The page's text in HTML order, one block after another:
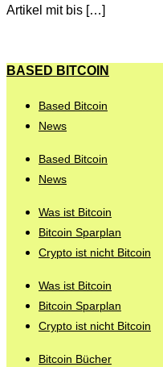
Artikel mit bis […]
BASED BITCOIN
Based Bitcoin
News
Based Bitcoin
News
Was ist Bitcoin
Bitcoin Sparplan
Crypto ist nicht Bitcoin
Was ist Bitcoin
Bitcoin Sparplan
Crypto ist nicht Bitcoin
Bitcoin Bücher